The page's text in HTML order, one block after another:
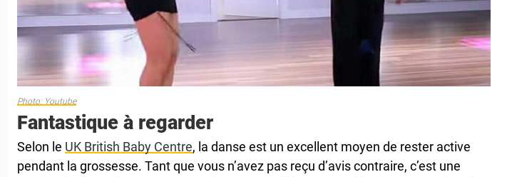
Photo: Youtube
Fantastique à regarder
Selon le UK British Baby Centre, la danse est un excellent moyen de rester active
pendant la grossesse. Tant que vous n’avez pas reçu d’avis contraire, c’est une